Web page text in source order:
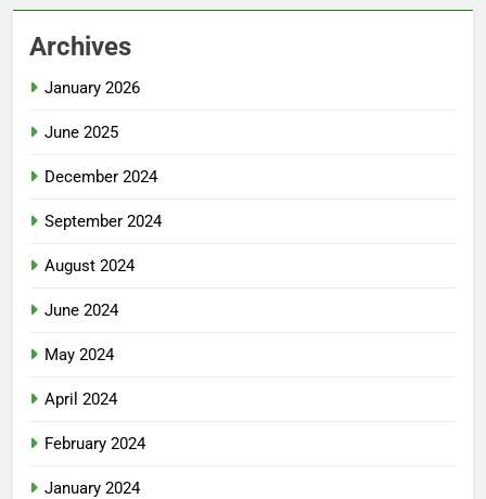
Archives
January 2026
June 2025
December 2024
September 2024
August 2024
June 2024
May 2024
April 2024
February 2024
January 2024